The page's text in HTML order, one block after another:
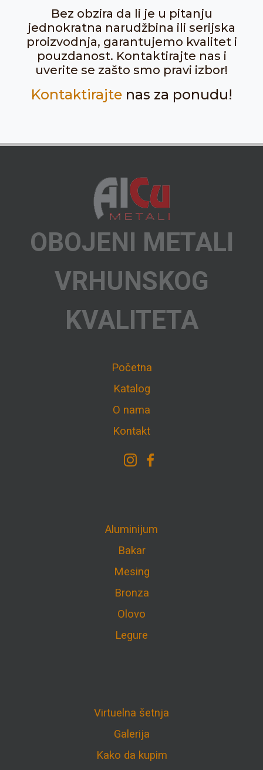
Bez obzira da li je u pitanju
jednokratna narudžbina ili serijska
proizvodnja, garantujemo kvalitet i
pouzdanost. Kontaktirajte nas i
uverite se zašto smo pravi izbor!
Kontaktirajtenas za ponudu!
OBOJENI METALI
VRHUNSKOG
KVALITETA
Početna
Katalog
O nama
Kontakt
Aluminijum
Bakar
Mesing
Bronza
Olovo
Legure
Virtuelna šetnja
Galerija
Kako da kupim